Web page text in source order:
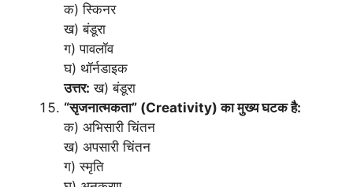
क) स्किनर
ख) बंडूरा
ग) पावलॉव
घ) थॉर्नडाइक
उत्तर: ख) बंडूरा
“सृजनात्मकता” (Creativity) का मुख्य घटक है:
क) अभिसारी चिंतन
ख) अपसारी चिंतन
ग) स्मृति